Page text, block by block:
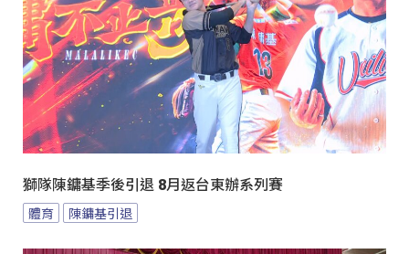
獅隊陳鏞基季後引退 8月返台東辦系列賽
體育 陳鏞基引退